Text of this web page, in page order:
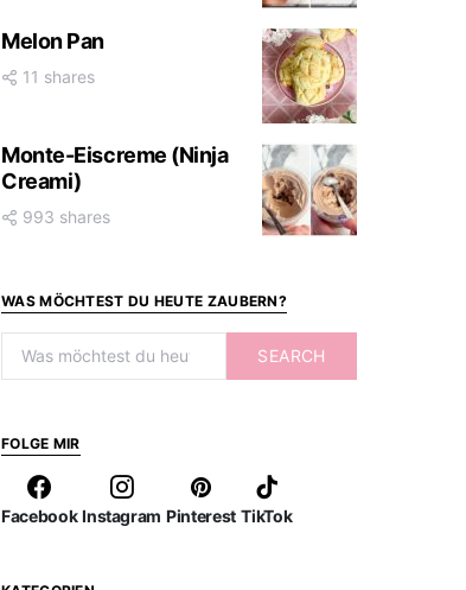
Melon Pan
11 shares
Monte-Eiscreme (Ninja
Creami)
993 shares
WAS MÖCHTEST DU HEUTE ZAUBERN?
SEARCH
FOLGE MIR
Facebook Instagram Pinterest TikTok